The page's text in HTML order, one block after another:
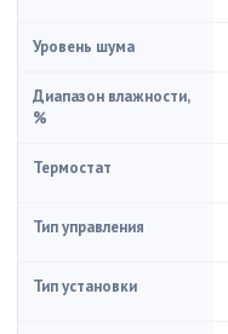
Уровень шума
Диапазон влажности,
%
Термостат
Тип управления
Тип установки